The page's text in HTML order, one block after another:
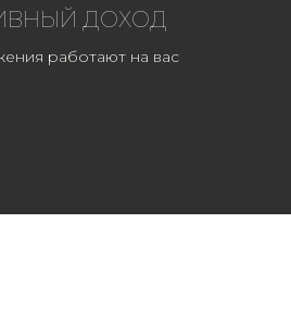
ДОХОД
работают на вас